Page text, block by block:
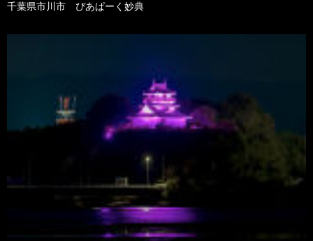
千葉県市川市 ぴあぱーく妙典